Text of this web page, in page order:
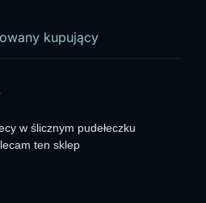
kupujący
kobiecy w ślicznym pudełeczku
ten sklep